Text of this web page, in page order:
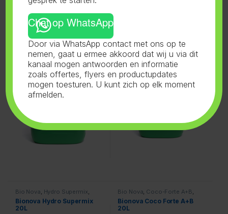
Bio Nova,Zym,Voeding
Bionova Zym 5L Voeding
Bionova Soil Supermix 5L
Bio Nova, Hydro Supermix,
Voeding
Bionova Hydro Supermix
20L
Bio Nova, Coco-Forte A+B,
Voeding
Bionova Coco Forte A+B
20L
Chat op WhatsApp
Door via WhatsApp contact met ons op te
nemen, gaat u ermee akkoord dat wij u via dit
kanaal mogen antwoorden en informatie
zoals offertes, flyers en productupdates
mogen toesturen. U kunt zich op elk moment
afmelden.